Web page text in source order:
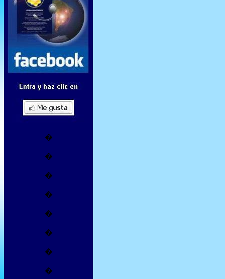
�
�
�
�
�
�
�
�